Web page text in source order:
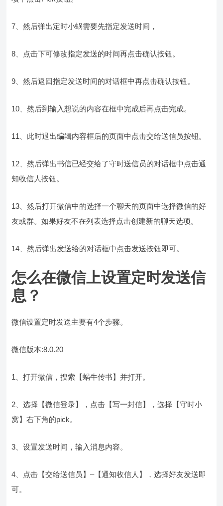
7、然后弹出定时小蜗需要先指定发送时间，
8、点击下可修改指定发送的时间再点击确认按钮。
9、然后返回指定发送时间的对话框中再点击确认按钮。
10、然后到输入想说的内容在框中完成后再点击完成。
11、此时退出编辑内容框后的页面中点击交给送信员按钮。
12、然后弹出书信已经交给了守时送信员的对话框中点击通
知收信人按钮。
13、然后打开微信中的选择一个聊天的页面中选择微信的好
友或群。如果好友不在列表选择点击创建新的聊天选项。
14、然后弹出发送给的对话框中点击发送按钮即可。
怎么在微信上设置定时发送信
息？
微信设置定时发送主要有4个步骤。
微信版本:8.0.20
1、打开微信，搜索【蜗牛传书】并打开。
2、选择【微信登录】，点击【写一封信】，选择【守时小
窝】右下角的pick。
3、设置发送时间，输入消息内容。
4、点击【交给送信员】–【通知收信人】，选择好友发送即
可。